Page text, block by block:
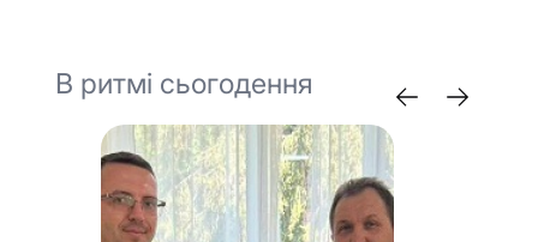
В ритмі сьогодення